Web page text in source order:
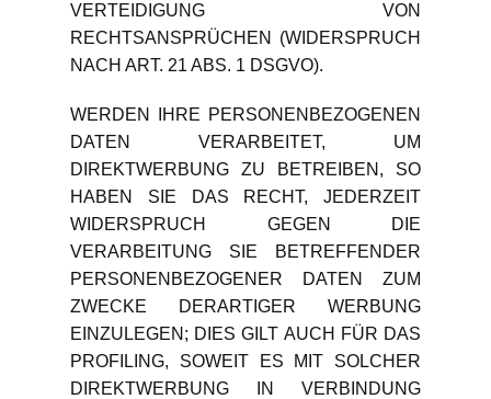
VERTEIDIGUNG VON
RECHTSANSPRÜCHEN (WIDERSPRUCH
NACH ART. 21 ABS. 1 DSGVO).
WERDEN IHRE PERSONENBEZOGENEN
DATEN VERARBEITET, UM
DIREKTWERBUNG ZU BETREIBEN, SO
HABEN SIE DAS RECHT, JEDERZEIT
WIDERSPRUCH GEGEN DIE
VERARBEITUNG SIE BETREFFENDER
PERSONENBEZOGENER DATEN ZUM
ZWECKE DERARTIGER WERBUNG
EINZULEGEN; DIES GILT AUCH FÜR DAS
PROFILING, SOWEIT ES MIT SOLCHER
DIREKTWERBUNG IN VERBINDUNG